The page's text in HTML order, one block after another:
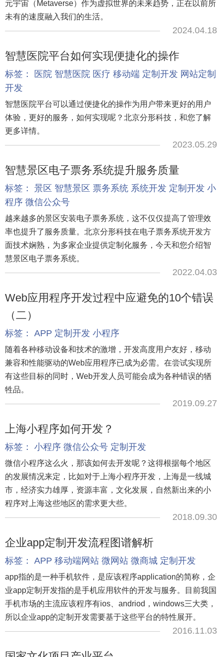
元宇宙（Metaverse）作为虚拟世界的未来趋势，正在以前所
未有的速度融入我们的生活。
2024.04.18
智慧医院平台如何实现便捷化的操作
标签： 医院 智慧医院 医疗 移动端 定制开发 网站定制
开发
智慧医院平台可以通过便捷化的操作为用户带来更好的用户
体验，更好的服务，如何实现呢？北京分形科技，和您了解
更多详情。
2023.05.29
智慧景区电子票务系统提升服务质量
标签： 景区 智慧景区 票务系统 系统开发 定制开发 小
程序 微信公众号
越来越多的景区安装电子票务系统，这不仅仅提高了管理效
率也提升了服务质量。北京分形科技在电子票务系统开发方
面技术娴熟，为多家企业提供定制化服务，今天和您介绍智
慧景区电子票务系统。
2022.04.03
Web应用程序开发过程中应避免的10个错误
（二）
标签： APP 定制开发 小程序
随着各种移动设备和技术的激增，开发高度用户友好，移动
兼容和性能驱动的Web应用程序已成为必需。在尝试实现所
有这些目标的同时，Web开发人员可能会成为各种错误的牺
牲品。
2019.09.27
上海小程序如何开发？
标签： 小程序 微信公众号 定制开发
微信小程序这么火，那该如何去开发呢？这得根据每个地区
的发展情况来定，比如对于上海小程序开发，上海是一线城
市，经济实力雄厚，资源丰富，文化发展，自然新出来的小
程序对上海这些地区的需求更大些。
2018.09.30
企业app定制开发流程图谱解析
标签： APP 移动端网站 微网站 微商城 定制开发
app指的是一种手机软件，是应该程序application的简称，企
业app定制开发指的是手机应用软件的开发与服务。目前我国
手机市场的主流应该程序有ios、andriod，windows三大类，
所以企业app的定制开发需要基于这些平台的特性展开。
2016.11.03